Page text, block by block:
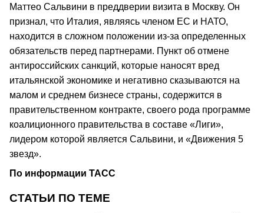
Маттео Сальвини в преддверии визита в Москву. Он
признал, что Италия, являясь членом ЕС и НАТО,
находится в сложном положении из-за определенных
обязательств перед партнерами. Пункт об отмене
антироссийских санкций, которые наносят вред
итальянской экономике и негативно сказываются на
малом и среднем бизнесе страны, содержится в
правительственном контракте, своего рода программе
коалиционного правительства в составе «Лиги»,
лидером которой является Сальвини, и «Движения 5
звезд».
По информации ТАСС
СТАТЬИ ПО ТЕМЕ